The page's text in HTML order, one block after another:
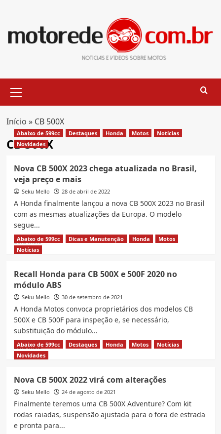
content
Menu
Início » CB 500X
CB 500X
Abaixo de 599cc Destaques Honda Motos
Notícias
Novidades
Nova CB 500X 2023 chega atualizada no Brasil,
veja preço e mais
Seku Mello 28 de abril de 2022
A Honda finalmente lançou a nova CB 500X 2023 no Brasil
com as mesmas atualizações da Europa. O modelo
segue...
Leia MaisRead
CB
500X
2023
chega
no
Brasil,
veja
preço
e
Abaixo de 599cc Dicas e Manutenção Honda
Motos
Notícias
Recall Honda para CB 500X e 500F 2020 no
módulo ABS
Seku Mello 30 de setembro de 2021
A Honda Motos convoca proprietários dos modelos CB
500X e CB 500F para inspeção e, se necessário,
substituição do módulo...
Leia MaisRead
more
Honda
para
CB
500X
500F
Abaixo de 599cc Destaques Honda Motos
Notícias
Novidades
Nova CB 500X 2022 virá com alterações
Seku Mello 24 de agosto de 2021
Finalmente teremos uma CB 500X Adventure? Com kit
rodas raiadas, suspensão ajustada para o fora de estrada
e pronta para...